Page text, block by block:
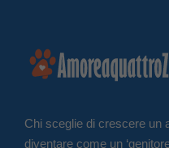
Chi sceglie di crescere un
diventare come un